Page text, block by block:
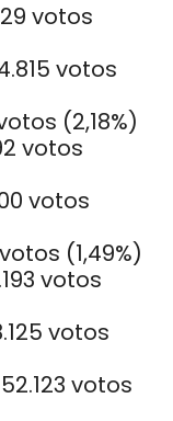
votos
votos
(2,18%)
votos
votos
(1,49%)
votos
votos
votos